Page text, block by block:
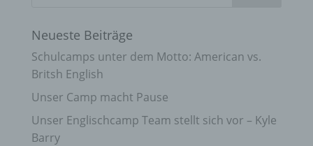
Neueste Beiträge
Schulcamps unter dem Motto: American vs.
Britsh English
Unser Camp macht Pause
Unser Englischcamp Team stellt sich vor – Kyle
Barry